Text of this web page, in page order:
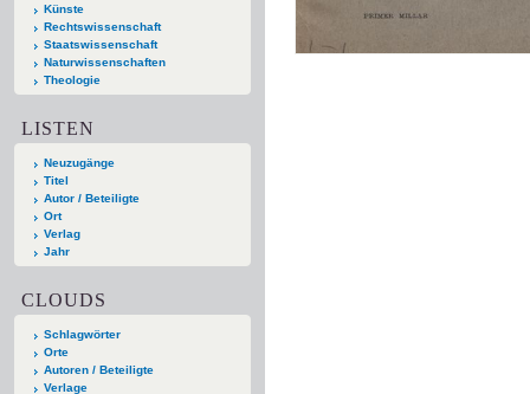
Künste
Rechtswissenschaft
Staatswissenschaft
Naturwissenschaften
Theologie
LISTEN
Neuzugänge
Titel
Autor / Beteiligte
Ort
Verlag
Jahr
CLOUDS
Schlagwörter
Orte
Autoren / Beteiligte
Verlage